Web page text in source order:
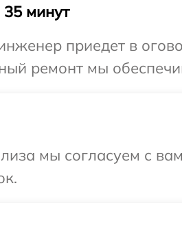
минут
приедет в
ремонт мы
мы согласуем с